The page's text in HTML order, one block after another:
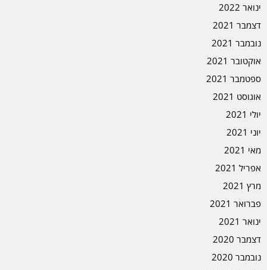
ינואר 2022
דצמבר 2021
נובמבר 2021
אוקטובר 2021
ספטמבר 2021
אוגוסט 2021
יולי 2021
יוני 2021
מאי 2021
אפריל 2021
מרץ 2021
פברואר 2021
ינואר 2021
דצמבר 2020
נובמבר 2020